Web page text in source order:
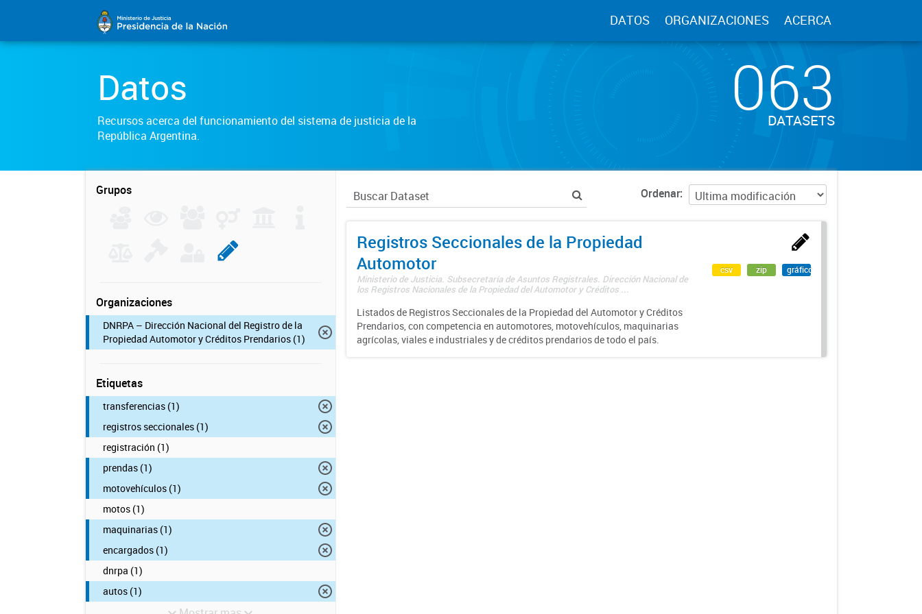
DATOS ORGANIZACIONES ACERCA
Datos
Recursos acerca del funcionamiento del sistema de justicia de la
República Argentina.
063
DATASETS
Grupos
Organizaciones
DNRPA – Dirección Nacional del Registro de la
Propiedad Automotor y Créditos Prendarios (1)
Etiquetas
transferencias (1)
registros seccionales (1)
registración (1)
prendas (1)
motovehículos (1)
motos (1)
maquinarias (1)
encargados (1)
dnrpa (1)
autos (1)
Ordenar
Registros Seccionales de la Propiedad
Automotor
Ministerio de Justicia. Subsecretaría de Asuntos Registrales. Dirección Nacional de
los Registros Nacionales de la Propiedad del Automotor y Créditos ...
Listados de Registros Seccionales de la Propiedad del Automotor y Créditos
Prendarios, con competencia en automotores, motovehículos, maquinarias
agrícolas, viales e industriales y de créditos prendarios de todo el país.
csv zip gráfico